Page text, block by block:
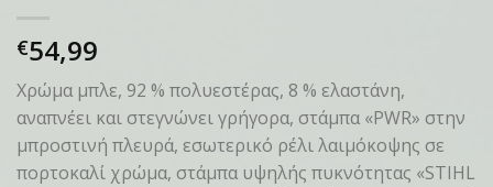
€54,99
Χρώμα μπλε, 92 % πολυεστέρας, 8 % ελαστάνη,
αναπνέει και στεγνώνει γρήγορα, στάμπα «PWR» στην
μπροστινή πλευρά, εσωτερικό ρέλι λαιμόκοψης σε
πορτοκαλί χρώμα, στάμπα υψηλής πυκνότητας «STIHL